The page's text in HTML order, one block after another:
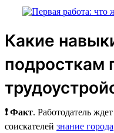
Какие
подросткам
❗ Факт. Работодатель
соискателей знание города